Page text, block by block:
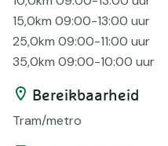
15,0km 09:00-13:00 uur
25,0km 09:00-11:00 uur
35,0km 09:00-10:00 uur
Bereikbaarheid
Tram/metro